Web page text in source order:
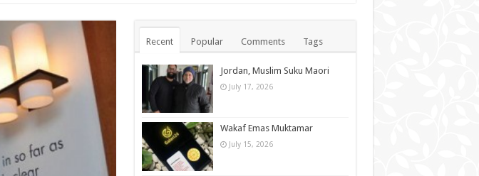
Recent Popular Comments Tags
Jordan, Muslim Suku Maori
July 17, 2026
Wakaf Emas Muktamar
July 15, 2026